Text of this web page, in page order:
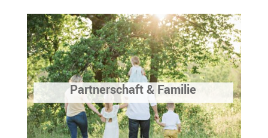
Partnerschaft & Familie